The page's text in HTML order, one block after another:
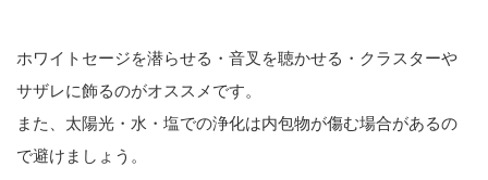
ホワイトセージを潜らせる・音叉を聴かせる・クラスターや
サザレに飾るのがオススメです。
また、太陽光・水・塩での浄化は内包物が傷む場合があるの
で避けましょう。